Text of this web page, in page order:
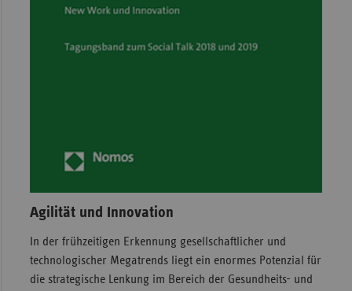
Agilität und Innovation
In der frühzeitigen Erkennung gesellschaftlicher und
technologischer Megatrends liegt ein enormes Potenzial für
die strategische Lenkung im Bereich der Gesundheits- und